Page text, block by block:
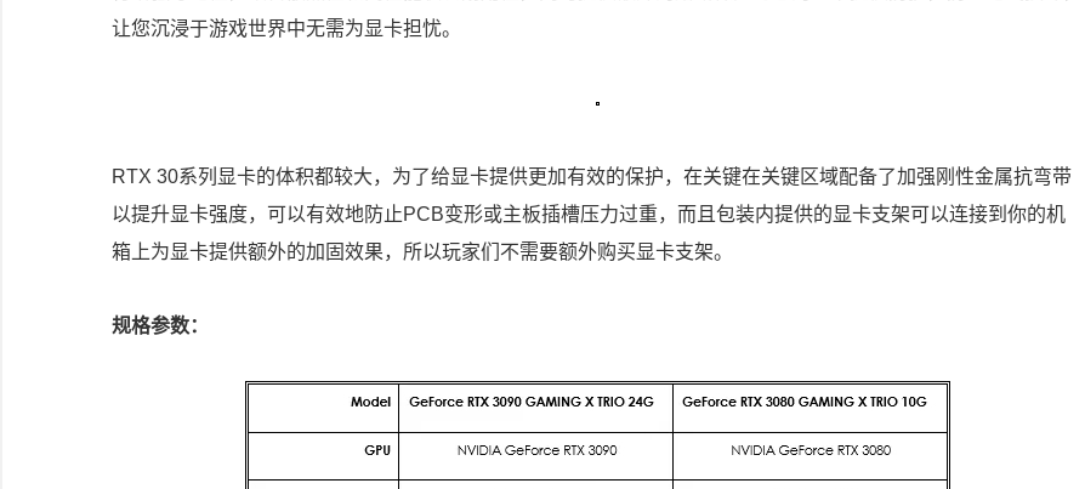
让您沉浸于游戏世界中无需为显卡担忧。
RTX 30系列显卡的体积都较大，为了给显卡提供更加有效的保护，在关键在关键区域配备了加强刚性金属抗弯带
以提升显卡强度，可以有效地防止PCB变形或主板插槽压力过重，而且包装内提供的显卡支架可以连接到你的机
箱上为显卡提供额外的加固效果，所以玩家们不需要额外购买显卡支架。
规格参数：